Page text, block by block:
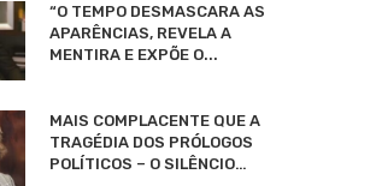
“O TEMPO DESMASCARA AS
APARÊNCIAS, REVELA A
MENTIRA E EXPÕE O...
MAIS COMPLACENTE QUE A
TRAGÉDIA DOS PRÓLOGOS
POLÍTICOS – O SILÊNCIO…